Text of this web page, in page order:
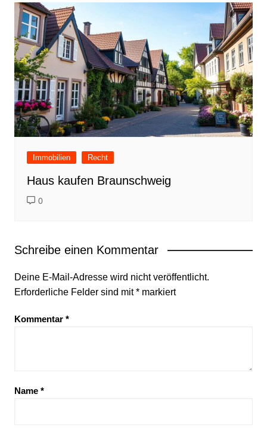
Immobilien Recht
Haus kaufen Braunschweig
0
Schreibe einen Kommentar
Deine E-Mail-Adresse wird nicht veröffentlicht.
Erforderliche Felder sind mit*markiert
Kommentar *
Name *